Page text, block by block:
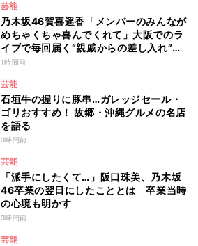
芸能
乃木坂46賀喜遥香「メンバーのみんなが
めちゃくちゃ喜んでくれて」大阪でのラ
イブで毎回届く“親戚からの差し入れ”と
は？
1時間前
芸能
石垣牛の握りに豚串…ガレッジセール・
ゴリおすすめ！ 故郷・沖縄グルメの名店
を語る
3時間前
芸能
「派手にしたくて…」阪口珠美、乃木坂
46卒業の翌日にしたこととは 卒業当時
の心境も明かす
3時間前
芸能